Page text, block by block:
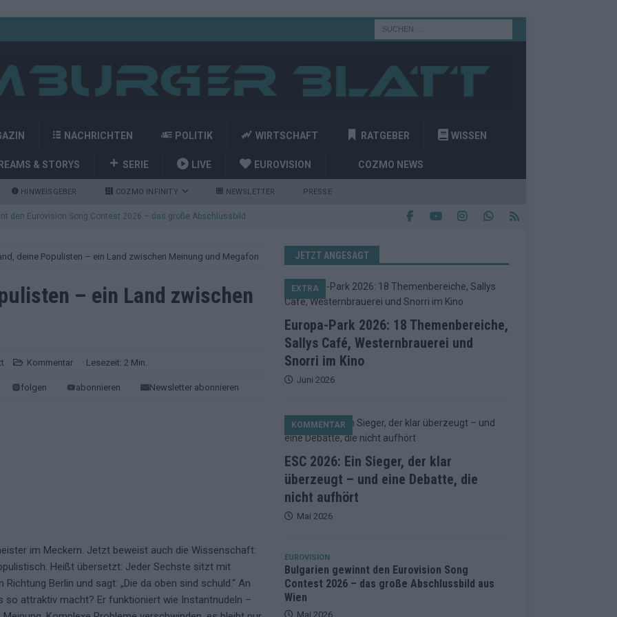
NACHRICHTEN POLITIK WIRTSCHAFT RATGEBER WISSEN
& STORYS SERIE LIVE EUROVISION COZMO NEWS
HINWEISGEBER COZMO INFINITY NEWSLETTER PRESSE
den Eurovision Song Contest 2026 – das große Abschlussbild
kommt aus Basel: JJ eröffnet das ESC-Finale in Wien – alle Show-
Österreich beschließt: Die Startreihenfolge des ESC-Finales
auf dem Prüfstand: Stärken, Schwächen und unsere Tipps
2 in Zahlen: Wer kommt fast sicher weiter – und wer zittert bis zum
18 Themenbereiche, Sallys Café, Westernbrauerei und Snorri im
deine Populisten – ein Land zwischen Meinung und Megafon
– ein Land zwischen
Kommentar · Lesezeit: 2 Min.
folgen abonnieren Newsletter abonnieren
im Meckern. Jetzt beweist auch die Wissenschaft:
Heißt übersetzt: Jeder Sechste sitzt mit
Berlin und sagt: „Die da oben sind schuld.“ An
so attraktiv macht? Er funktioniert wie Instantnudeln –
JETZT ANGESAGT
Europa-Park 2026: 18 Themenbereiche,
Sallys Café, Westernbrauerei und
Snorri im Kino
EXTRA
Juni 2026
ESC 2026: Ein Sieger, der klar
überzeugt – und eine Debatte, die
nicht aufhört
KOMMENTAR
Mai 2026
EUROVISION
Bulgarien gewinnt den Eurovision Song
Contest 2026 – das große Abschlussbild aus
Wien
Mai 2026